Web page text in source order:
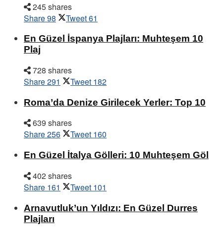
245 shares
Share98 Tweet61
En Güzel İspanya Plajları: Muhteşem 10
Plaj
728 shares
Share291 Tweet 182
Roma’da Denize Girilecek Yerler: Top 10
639 shares
Share256 Tweet 160
En Güzel İtalya Gölleri: 10 Muhteşem Göl
402 shares
Share 161 Tweet 101
Arnavutluk’un Yıldızı: En Güzel Durres
Plajları